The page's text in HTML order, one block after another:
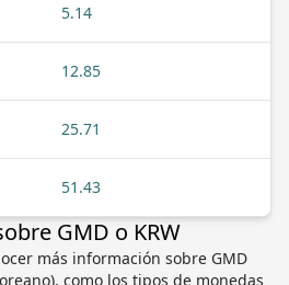
5.14
12.85
25.71
51.43
GMD o KRW
más información sobre GMD
como los tipos de monedas